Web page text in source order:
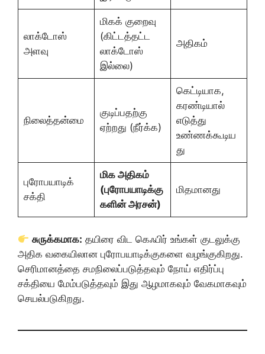
லாக்டோஸ்
அளவு
மிகக் குறைவு
(கிட்டத்தட்ட
லாக்டோஸ்
இல்லை)
அதிகம்
நிலைத்தன்மை
குடிப்பதற்கு
ஏற்றது (நீர்க்க)
கெட்டியாக,
கரண்டியால்
எடுத்து
உண்ணக்கூடிய
து
புரோபயாடிக்
சக்தி
மிக அதிகம்
(புரோபயாடிக்கு
களின் அரசன்)
மிதமானது
சுருக்கமாக: தயிரை விட கெஃபிர் உங்கள் குடலுக்கு
அதிக வகையிலான புரோபயாடிக்குகளை வழங்குகிறது.
செரிமானத்தை சமநிலைப்படுத்தவும் நோய் எதிர்ப்பு
சக்தியை மேம்படுத்தவும் இது ஆழமாகவும் வேகமாகவும்
செயல்படுகிறது.